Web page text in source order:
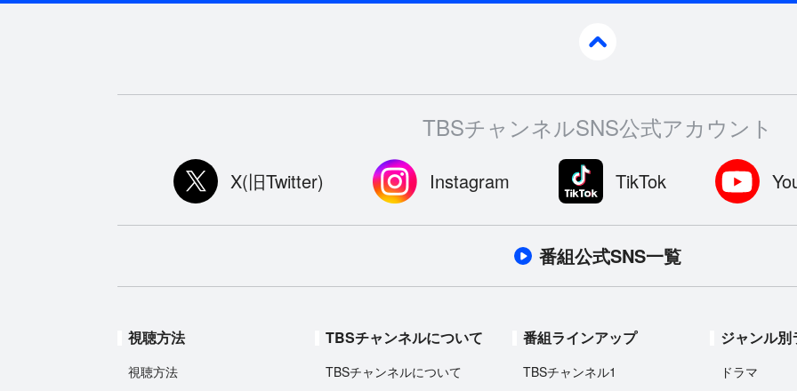
TBSチャンネルSNS公式アカウント
X(旧Twitter) Instagram TikTok
番組公式SNS一覧
視聴方法
視聴方法
TBSチャンネルについて
TBSチャンネルについて
番組ラインアップ
TBSチャンネル1
ジャンル
ドラマ